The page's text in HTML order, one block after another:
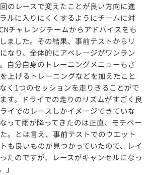
のレースで変えたことが良い方向に進
ルに入りにくくするようにチームに対
チャレンジチームからアドバイスをも
ました。その結果、事前テストからリ
なり、全体的にアベレージがワンラン
自分自身のトレーニングメニューもさ
上げるトレーニングなどを加えたこと
く1つのセッションを走りきることがで
す。ドライでの走りのリズムがすごく良
イでのレースしかイメージできていな
って雨が降ってきたのは正直、モチベー
。とは言え、事前テストでのウエット
も良いものが見つかっていたので、レイ
たのですが、レースがキャンセルになっ